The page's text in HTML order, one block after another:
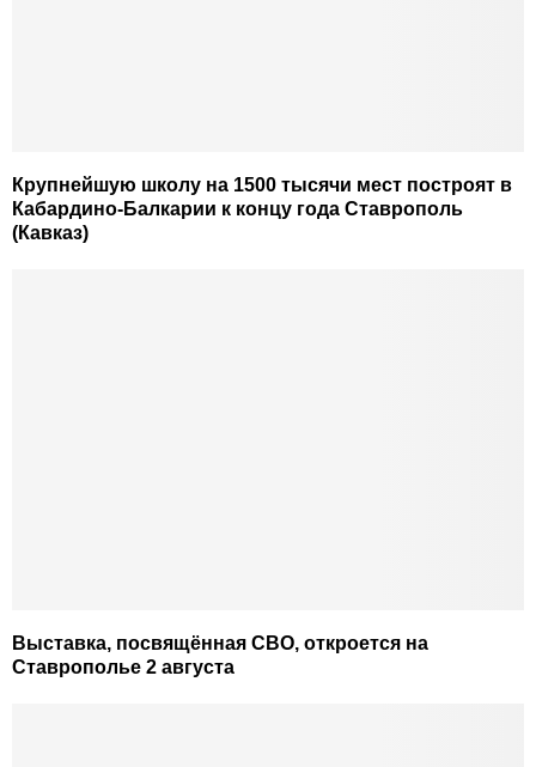
Крупнейшую школу на 1500 тысячи мест построят в
Кабардино-Балкарии к концу года Ставрополь
(Кавказ)
Выставка, посвящённая СВО, откроется на
Ставрополье 2 августа